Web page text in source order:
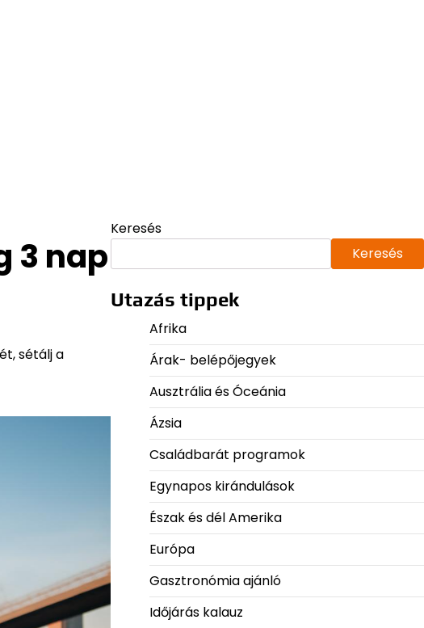
3 nap
sétálj a
Keresés
Keresés
Utazás tippek
Afrika
Árak- belépőjegyek
Ausztrália és Óceánia
Ázsia
Családbarát programok
Egynapos kirándulások
Észak és dél Amerika
Európa
Gasztronómia ajánló
Időjárás kalauz